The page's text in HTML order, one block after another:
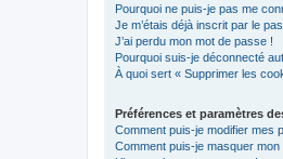
Pourquoi ne puis-je pas me
Je m’étais déjà inscrit par le
J’ai perdu mon mot de passe !
Pourquoi suis-je déconnecté
À quoi sert « Supprimer les
Préférences et paramètres
Comment puis-je modifier mes
Comment puis-je masquer mon